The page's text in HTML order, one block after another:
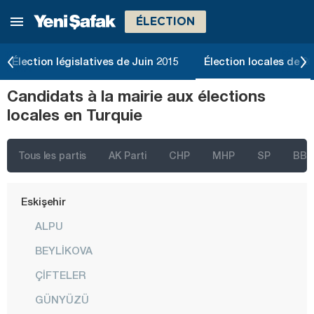
ÉLECTION
Élection législatives de Juin 2015 Élection locales de
Candidats à la mairie aux élections
locales en Turquie
Tous les partis AK Parti CHP MHP SP BBP
Denizli
Edirne
Elazığ
Erzurum
Eskişehir
ALPU
BEYLİKOVA
ÇİFTELER
GÜNYÜZÜ